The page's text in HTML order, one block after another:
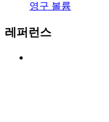
영구 볼륨
레퍼런스